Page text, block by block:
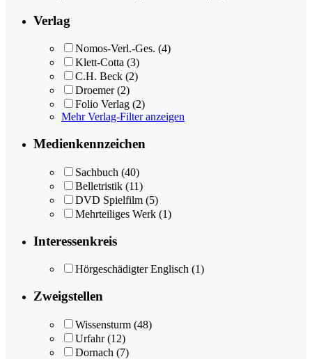
Verlag
Nomos-Verl.-Ges. (4)
Klett-Cotta (3)
C.H. Beck (2)
Droemer (2)
Folio Verlag (2)
Mehr Verlag-Filter anzeigen
Medienkennzeichen
Sachbuch (40)
Belletristik (11)
DVD Spielfilm (5)
Mehrteiliges Werk (1)
Interessenkreis
Hörgeschädigter Englisch (1)
Zweigstellen
Wissensturm (48)
Urfahr (12)
Dornach (7)